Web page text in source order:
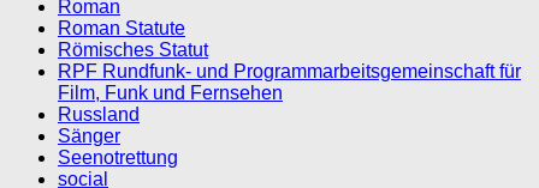
Roman
Roman Statute
Römisches Statut
RPF Rundfunk- und Programmarbeitsgemeinschaft für
Film, Funk und Fernsehen
Russland
Sänger
Seenotrettung
social